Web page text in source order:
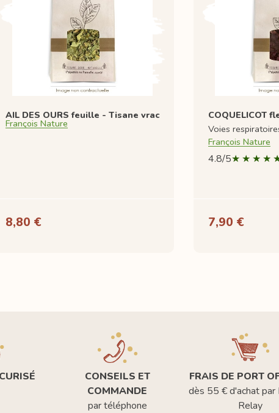
AIL DES OURS feuille - Tisane vrac
François Nature
8,80 €
COQUELICOT
Voies
François Nature
4.8/5
7,90 €
CONSEILS ET
COMMANDE
par téléphone
FRAIS DE PORT
dès 55 € d'achat par
Relay